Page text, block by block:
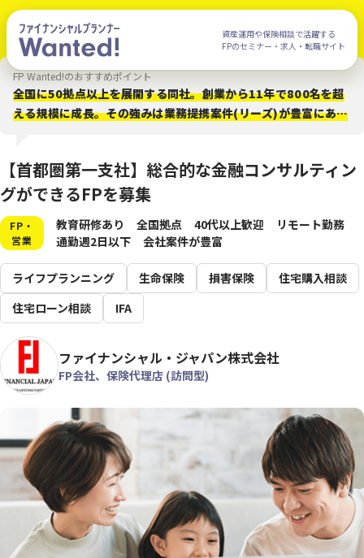
資産運用や保険相談で活躍する
FPのセミナー・求人・転職サイト
FP Wanted!のおすすめポイント
全国に50拠点以上を展開する同社。創業から11年で800名を超
える規模に成長。その強みは業務提携案件(リーズ)が豊富にある
をサポートする仕組みが整えられています。カジュアル面談から
話を聞いてみることも可能です。
【首都圏第一支社】総合的な金融コンサルティン
グができるFPを募集
FP・
営業
教育研修あり 全国拠点 40代以上歓迎
リモート勤務
通勤週2日以下
会社案件が豊富
ライフプランニング 生命保険 損害保険
住宅購入相談
住宅ローン相談
IFA
ファイナンシャル・ジャパン株式会社
FP会社、保険代理店 (訪問型)